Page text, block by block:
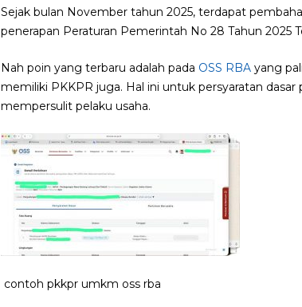
Sejak bulan November tahun 2025, terdapat
penerapan Peraturan Pemerintah No 28 Tahun 2025
Nah poin yang terbaru adalah pada OSS RBA yang
memiliki PKKPR juga. Hal ini untuk persyaratan dasar
mempersulit pelaku usaha.
contoh pkkpr umkm oss rba